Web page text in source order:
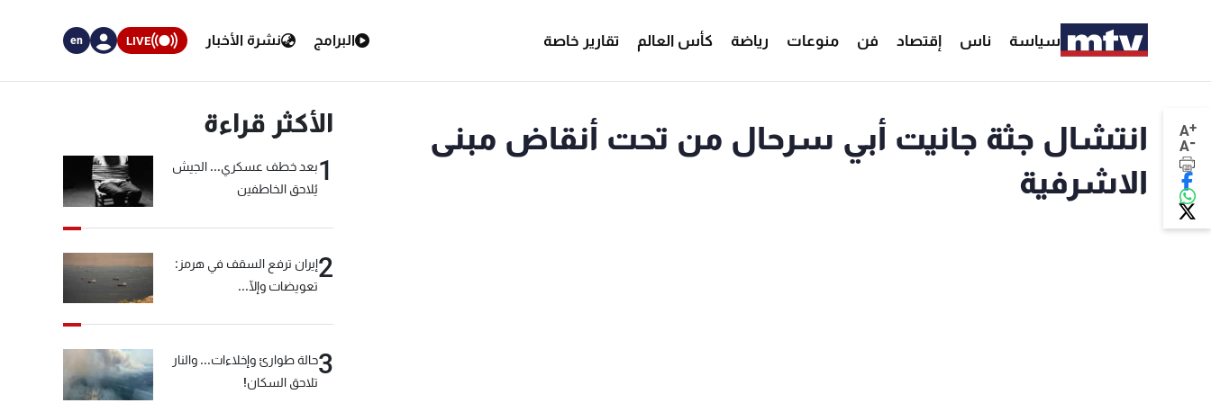
سياسة ناس إقتصاد فن منوعات رياضة كأس العالم تقارير خاصة البرامج نشرة الأخبار LIVE
en
A+
A-
انتشال جثة جانيت أبي سرحال من تحت أنقاض مبنى
الاشرفية
الأكثر قراءة
1بعد خطف عسكري... الجيش
يُلاحق الخاطفين
2إيران ترفع السقف في هرمز:
تعويضات وإلّا...
3حالة طوارئ وإخلاءات... والنار
تلاحق السكان!